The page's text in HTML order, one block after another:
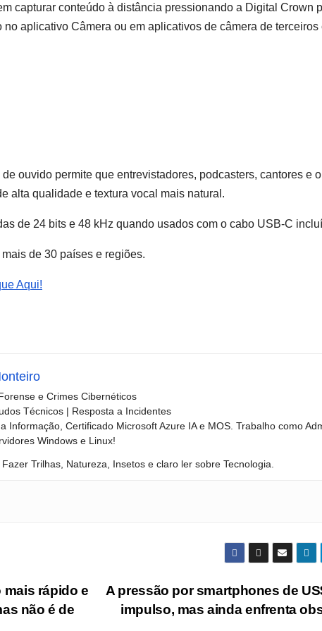
capturar conteúdo à distância pressionando a Digital Crown
aplicativo Câmera ou em aplicativos de câmera de
ouvido permite que entrevistadores, podcasters, cantores e
alta qualidade e textura vocal mais natural.
de 24 bits e 48 kHz quando usados ​​com o cabo USB-C
de 30 países e regiões.
Aqui!
e Crimes Cibernéticos
Técnicos | Resposta a Incidentes
Informação, Certificado Microsoft Azure IA e MOS. Trabalho como
Windows e Linux!
Trilhas, Natureza, Insetos e claro ler sobre Tecnologia.
A pressão por smartphones de
impulso, mas ainda enfrenta
mais rápido e
não é de